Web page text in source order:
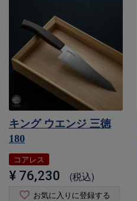
キング ウエンジ 三徳
180
コアレス
¥ 76,230 税込
お気に入りに登録する